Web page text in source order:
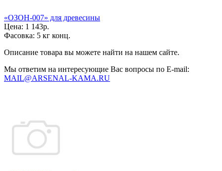
«ОЗОН-007» для древесины
Цена: 1 143р.
Фасовка: 5 кг конц.
Описание товара вы можете найти на нашем сайте.
Мы ответим на интересующие Вас вопросы по E-mail:
MAIL@ARSENAL-KAMA.RU